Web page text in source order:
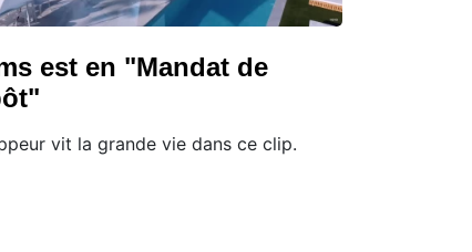
est en "Mandat de
vit la grande vie dans ce clip.